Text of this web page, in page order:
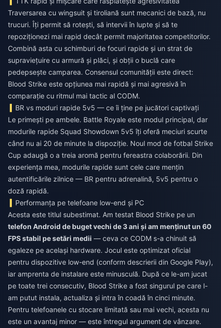
Traversarea cu wingsuit și tiroliană sunt mecanici de bază, nu
trucuri. Îți permit să rotești, să intervii în lupte și să te
repoziționezi mai rapid decât permit majoritatea competitorilor.
Combină asta cu schimburi de focuri rapide și un strat de
supraviețuire cu armură și plăci, și obții o buclă care
pedepsește camparea. Consensul comunității este direct:
Blood Strike este opțiunea mai rapidă și mai agresivă în
comparație cu ritmul mai tactic al CODM.
BR vs moduri rapide 5v5 — ce îi ține pe jucători captivați
Le primești pe ambele. Battle Royale este modul principal, dar
modurile rapide Squad Showdown 5v5 îți oferă meciuri scurte
când nu ai 20 de minute la dispoziție. Noul mod de fotbal Strike
Cup adaugă o a treia aromă pentru fereastra colaborării. Din
experiența mea, modurile rapide sunt cele care mențin
autentificările zilnice — BR pentru adrenalină, 5v5 pentru o
doză rapidă.
Performanța pe telefoane low-end și PC
Acesta este titlul subestimat. Am testat Blood Strike pe un
telefon Android de buget vechi de 3 ani și am menținut un 60
FPS stabil pe setări medii — ceva ce CODM s-a chinuit să
egaleze pe același hardware. Jocul este optimizat oficial
pentru dispozitive low-end (conform descrierii din Google Play),
iar amprenta de instalare este minusculă. După ce le-am jucat
pe toate trei consecutiv, Blood Strike a fost singurul pe care l-
am putut instala, actualiza și intra în coadă în cinci minute.
Pentru telefoanele cu stocare limitată sau mai vechi, acesta nu
este un avantaj minor — este întregul argument de vânzare.